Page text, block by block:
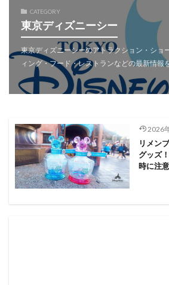
CATEGORY
東京ディズニーシー
東京ディズニーシーのアトラクション・ショ
ィング・フード・レストランなどの最新情報
2026
リメン
グッズ
時に注